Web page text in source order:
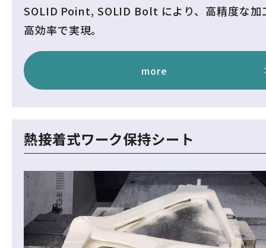
SOLID Point, SOLID Bolt により、高精度な加
高効率で実現。
more
熱接着式ワーク保持シート